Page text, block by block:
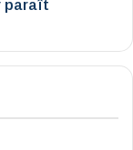
paraît